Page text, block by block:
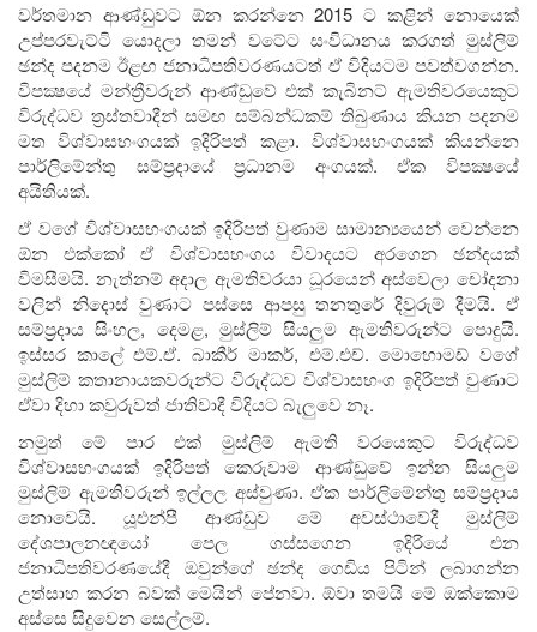
වර්තමාන ආණ්ඩුවට ඕන කරන්නෙ 2015 ට කළින් නොයෙක්
උප්පරවැට්ටි යොදලා තමන් වටේට සංවිධානය කරගත් මුස්ලිම්
ඡන්ද පදනම ඊළඟ ජනාධිපතිවරණයටත් ඒ විදියටම පවත්වගන්න.
විපක්‍ෂයේ මන්ත්‍රීවරුන් ආණ්ඩුවේ එක් කැබිනට් ඇමතිවරයෙකුට
විරුද්ධව ත්‍රස්තවාදීන් සමඟ සම්බන්ධකම් තිබුණාය කියන පදනම
මත විශ්වාසභංගයක් ඉදිරිපත් කළා. විශ්වාසභංගයක් කියන්නෙ
පාර්ලිමේන්තු සම්ප්‍රදායේ ප්‍රධානම අංගයක්. ඒක විපක්‍ෂයේ
අයිතියක්.
ඒ වගේ විශ්වාසභංගයක් ඉදිරිපත් වුණාම සාමාන්‍යයෙන් වෙන්නෙ
ඕන එක්කෝ ඒ විශ්වාසභංගය විවාදයට අරගෙන ඡන්දයක්
විමසීමයි. නැත්නම් අදාල ඇමතිවරයා ධූරයෙන් අස්වෙලා චෝදනා
වලින් නිදොස් වුණාට පස්සෙ ආපසු තනතුරේ දිවුරුම් දීමයි. ඒ
සම්ප්‍රදාය සිංහල, දෙමළ, මුස්ලිම් සියලුම ඇමතිවරුන්ට පොදුයි.
ඉස්සර කාලේ එම්.ඒ. බාකීර් මාකර්, එම්.එච්. මොහොමඩ් වගේ
මුස්ලිම් කතානායකවරුන්ට විරුද්ධව විශ්වාසභංග ඉදිරිපත් වුණාට
ඒවා දිහා කවුරුවත් ජාතිවාදී විදියට බැලුවෙ නෑ.
නමුත් මේ පාර එක් මුස්ලිම් ඇමති වරයෙකුට විරුද්ධව
විශ්වාසභංගයක් ඉදිරිපත් කෙරුවාම ආණ්ඩුවේ ඉන්න සියලුම
මුස්ලිම් ඇමතිවරුන් ඉල්ලල අස්වුණා. ඒක පාර්ලිමේන්තු සම්ප්‍රදාය
නොවෙයි. යූඑන්පී ආණ්ඩුව මේ අවස්ථාවේදී මුස්ලිම්
දේශපාලනඥයෝ පෙල ගස්සගෙන ඉදිරියේ එන
ජනාධිපතිවරණයේදී ඔවුන්ගේ ඡන්ද ගෙඩිය පිටින් ලබාගන්න
උත්සාහ කරන බවක් මෙයින් පේනවා. ඕවා තමයි මේ ඔක්කොම
අස්සෙ සිදුවෙන සෙල්ලම්.